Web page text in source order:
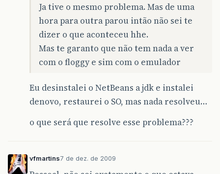
Ja tive o mesmo problema. Mas de uma
hora para outra parou intão não sei te
dizer o que aconteceu hhe.
Mas te garanto que não tem nada a ver
com o floggy e sim com o emulador
Eu desinstalei o NetBeans a jdk e instalei
denovo, restaurei o SO, mas nada resolveu…
o que será que resolve esse problema???
vfmartins7 de dez. de 2009